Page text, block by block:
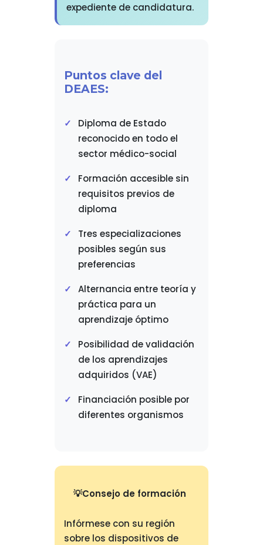
expediente de candidatura.
Puntos clave del
DEAES:
Diploma de Estado
reconocido en todo el
sector médico-social
Formación accesible sin
requisitos previos de
diploma
Tres especializaciones
posibles según sus
preferencias
Alternancia entre teoría y
práctica para un
aprendizaje óptimo
Posibilidad de validación
de los aprendizajes
adquiridos (VAE)
Financiación posible por
diferentes organismos
Consejo de formación
Infórmese con su región
sobre los dispositivos de